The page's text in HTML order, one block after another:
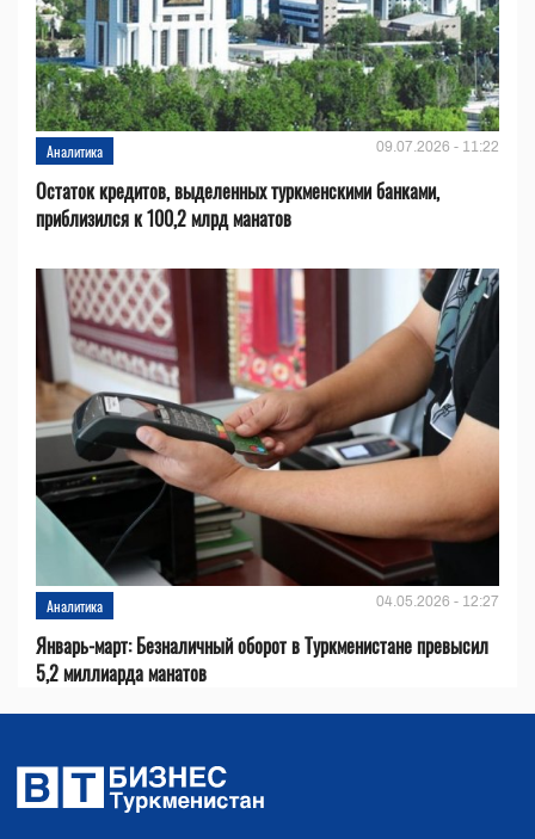
Аналитика 09.07.2026 - 11:22
Остаток кредитов, выделенных туркменскими банками,
приблизился к 100,2 млрд манатов
Аналитика 04.05.2026 - 12:27
Январь-март: Безналичный оборот в Туркменистане превысил
5,2 миллиарда манатов